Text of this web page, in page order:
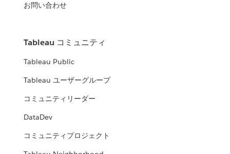
お問い合わせ
Tableau コミュニティ
Tableau Public
Tableau ユーザーグループ
コミュニティリーダー
DataDev
コミュニティプロジェクト